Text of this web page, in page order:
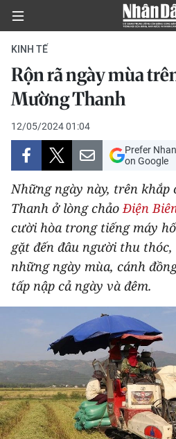
CHÍNH TRỊ
KINH TẾ
VĂN HÓA
XÃ HỘI
PHÁP LUẬT
DU LỊCH
THẾ GIỚI
THỂ THAO
GIÁO DỤC
Y TẾ
KHOA HỌC - CÔNG NGHỆ
KINH TẾ
Rộn rã ngày mùa
Mường Thanh
12/05/2024 01:04
Prefer
on Google
Những ngày này, trên khắp
Thanh ở lòng chảoĐiện
cười hòa trong tiếng máy
gặt đến đâu người thu
những ngày mùa, cánh
tấp nập cả ngày và đêm.